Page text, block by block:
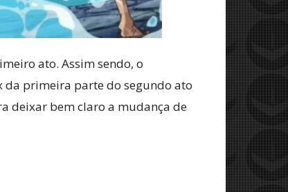
ato. Assim sendo, o
da primeira parte do segundo ato
deixar bem claro a mudança de